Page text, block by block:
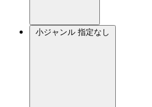
小ジャンル 指定なし